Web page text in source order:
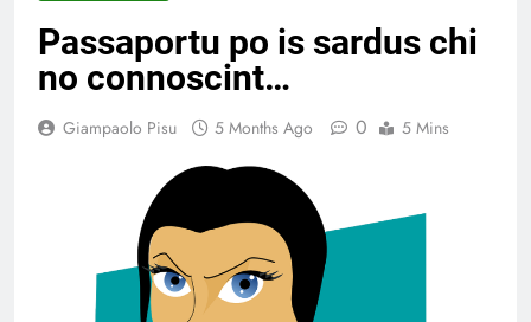
Passaportu po is sardus chi
no connoscint…
Giampaolo Pisu 5 Months Ago 0 5 Mins